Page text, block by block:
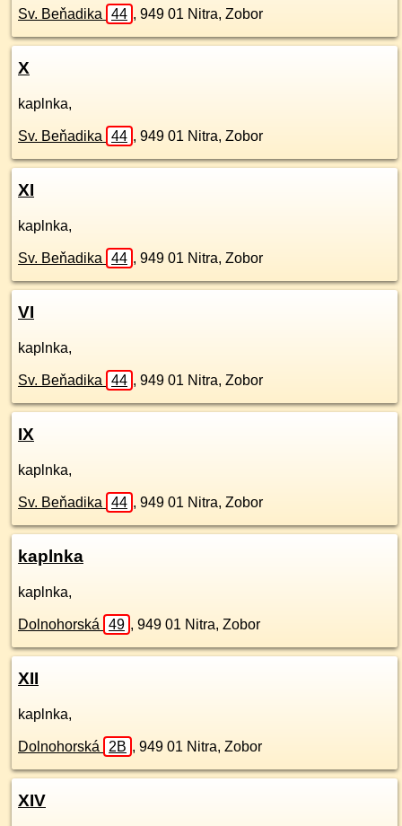
Sv. Beňadika 44 , 949 01 Nitra, Zobor
X
kaplnka,
Sv. Beňadika 44 , 949 01 Nitra, Zobor
XI
kaplnka,
Sv. Beňadika 44 , 949 01 Nitra, Zobor
VI
kaplnka,
Sv. Beňadika 44 , 949 01 Nitra, Zobor
IX
kaplnka,
Sv. Beňadika 44 , 949 01 Nitra, Zobor
kaplnka
kaplnka,
Dolnohorská 49 , 949 01 Nitra, Zobor
XII
kaplnka,
Dolnohorská 2B , 949 01 Nitra, Zobor
XIV